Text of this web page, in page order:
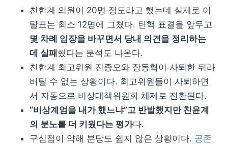
친한계 의원이 20명 정도라고 했는데 실제로 이
탈표는 최소 12명에 그쳤다. 탄핵 표결을 앞두고
몇 차례 입장을 바꾸면서 당내 의견을 정리하는
데 실패했다는 분석도 나온다.
친한계 최고위원 진종오와 장동혁이 사퇴한 뒤라
버틸 수 없는 상황이다. 최고위원들이 사퇴하면
서 자동으로 비상대책위원회 체제로 전환된다.
“비상계엄을 내가 했느냐”고 반발했지만 친윤계
의 분노를 더 키웠다는 평가다.
구심점이 약해 분당도 쉽지 않은 상황이다. 공존